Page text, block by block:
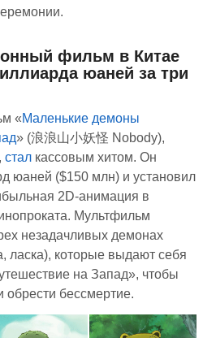
фильм в Китае
юаней за три
«Маленькие демоны
» (浪浪山小妖怪 Nobody),
стал кассовым хитом. Он
юаней ($150 млн) и установил
2D-анимация в
Мультфильм
незадачливых демонах
ласка), которые выдают себя
на Запад», чтобы
обрести бессмертие.